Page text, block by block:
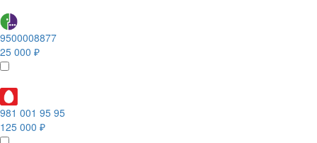
9500008877
25 000 ₽
981 001 95 95
125 000 ₽